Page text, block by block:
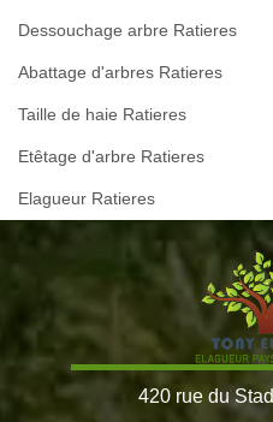
Dessouchage arbre Ratieres
Abattage d'arbres Ratieres
Taille de haie Ratieres
Etêtage d'arbre Ratieres
Elagueur Ratieres
420 rue du